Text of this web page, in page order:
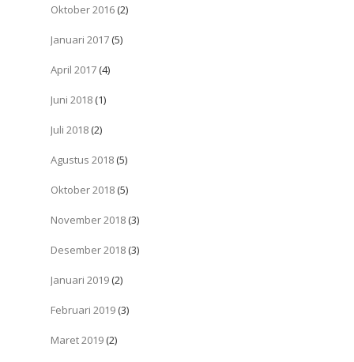
Oktober 2016 (2)
Januari 2017 (5)
April 2017 (4)
Juni 2018 (1)
Juli 2018 (2)
Agustus 2018 (5)
Oktober 2018 (5)
November 2018 (3)
Desember 2018 (3)
Januari 2019 (2)
Februari 2019 (3)
Maret 2019 (2)